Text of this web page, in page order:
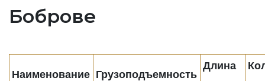
Боброве
Наименование Грузоподъемность
Длина